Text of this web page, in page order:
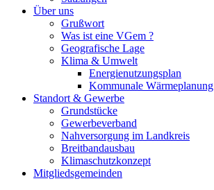
Über uns
Grußwort
Was ist eine VGem ?
Geografische Lage
Klima & Umwelt
Energienutzungsplan
Kommunale Wärmeplanung
Standort & Gewerbe
Grundstücke
Gewerbeverband
Nahversorgung im Landkreis
Breitbandausbau
Klimaschutzkonzept
Mitgliedsgemeinden